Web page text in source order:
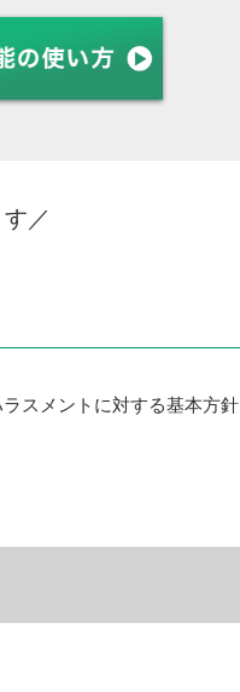
／
スメントに対する基本方針